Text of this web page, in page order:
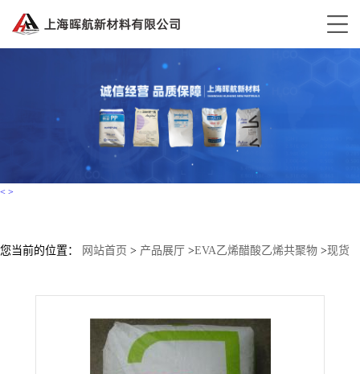
< >
您当前的位置： 网站首页 > 产品展厅 >EVA乙烯醋酸乙烯共聚物 >现货